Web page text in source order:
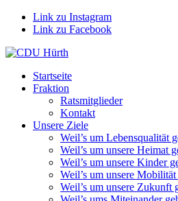
Link zu Instagram
Link zu Facebook
Startseite
Fraktion
Ratsmitglieder
Kontakt
Unsere Ziele
Weil’s um Lebensqualität
Weil’s um unsere Heimat
Weil’s um unsere Kinder
Weil’s um unsere Mobilität
Weil’s um unsere Zukunft